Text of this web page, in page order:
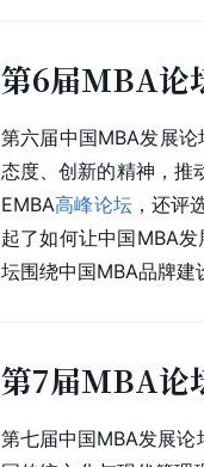
第6届MBA论
第六届中国MBA发展
态度、创新的精神，推
EMBA高峰论坛，还评
起了如何让中国MBA
坛围绕中国MBA品牌建
第7届MBA论
第七届中国MBA发展